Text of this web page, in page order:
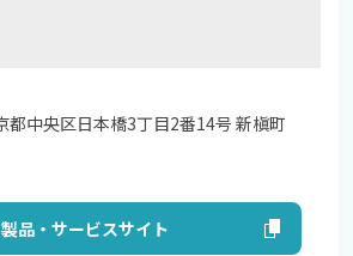
中央区日本橋3丁目2番14号 新槇町
製品・サービスサイト